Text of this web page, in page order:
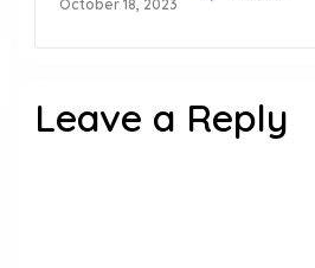
October 18, 2023
Leave a Reply